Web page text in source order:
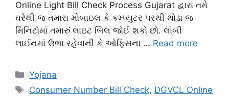
Online Light Bill Check Process Gujarat દ્વારા તમે
ઘરેથી જ તમારા મોબાઇલ કે કમ્પ્યુટર પરથી થોડા જ
મિનિટોમાં તમારું લાઇટ બિલ જોઈ શકો છો. લાંબી
લાઈનમાં ઉભા રહેવાની કે ઓફિસના … Read more
Categories
Yojana
Tags
Consumer Number Bill Check, DGVCL Online